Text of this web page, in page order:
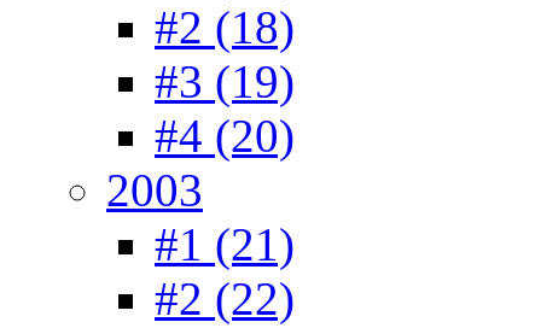
#2 (18)
#3 (19)
#4 (20)
2003
#1 (21)
#2 (22)